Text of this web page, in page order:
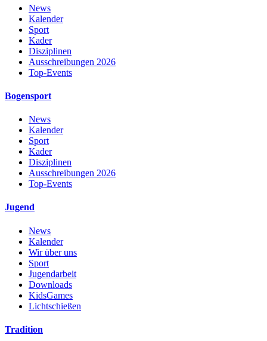
News
Kalender
Sport
Kader
Disziplinen
Ausschreibungen 2026
Top-Events
Bogensport
News
Kalender
Sport
Kader
Disziplinen
Ausschreibungen 2026
Top-Events
Jugend
News
Kalender
Wir über uns
Sport
Jugendarbeit
Downloads
KidsGames
Lichtschießen
Tradition